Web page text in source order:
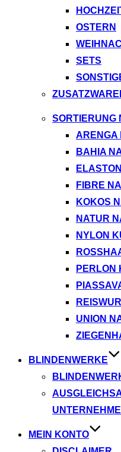
OSTERN
SETS
SORTIERUNG
ARENGA
BAHIA
FIBRE
KOKOS
NATUR
NYLON
PERLON
UNION
BLINDENWERKE
MEIN KONTO